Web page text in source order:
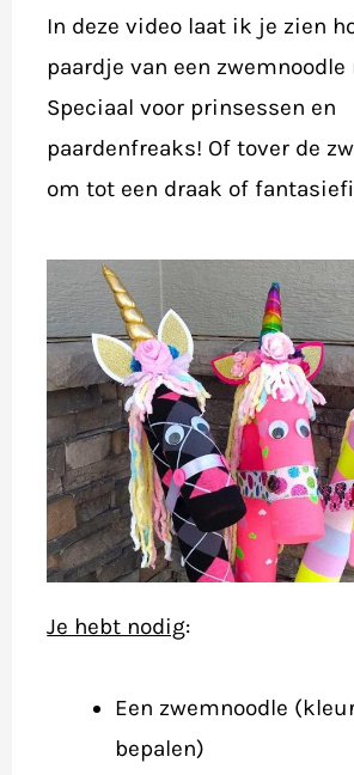
In deze video laat ik je zien
paardje van een zwemnoodle
Speciaal voor prinsessen en
paardenfreaks! Of tover de
om tot een draak of
Je hebt nodig:
Een zwemnoodle
bepalen)